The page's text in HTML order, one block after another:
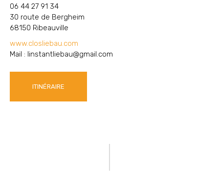
06 44 27 91 34
30 route de Bergheim
68150 Ribeauville
www.closliebau.com
Mail : linstantliebau@gmail.com
ITINÉRAIRE